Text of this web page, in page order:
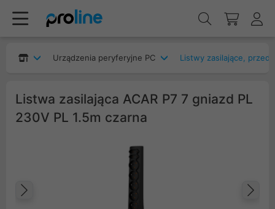
Urządzenia peryferyjne PC Listwy zasilające,
Listwa zasilająca ACAR P7 7 gniazd PL
230V PL 1.5m czarna